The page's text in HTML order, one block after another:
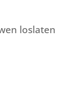
loslaten